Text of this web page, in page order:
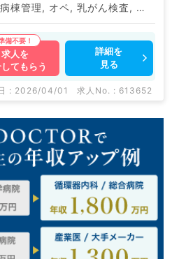
一般外来, 病棟管理, オペ, 乳がん検査, 救急対応
求人を
てもらう
詳細を
見る
: 2026/04/01 求人No. : 613652